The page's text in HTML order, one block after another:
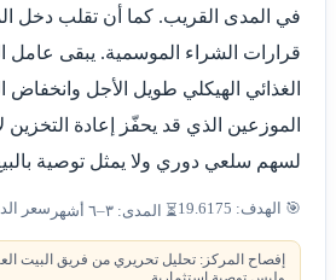
في المدى القريب. كما أن تقلب دخل
قرارات الشراء الموسمية. يبقى
الغذائي الهيكلي طويل الأجل وانخفاض
الموزعين الذي قد يحفّز إعادة التخزين
لسهم سلعي دوري ولا يمثل توصية
🎯 الهدف: 19.6175 ⏳ المدى: ٣–٦ أشهر سعر
إفصاح المركز: تحليل تحريري من فريق البيت